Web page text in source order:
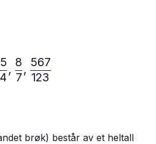
4
5
,
7
8
,
123
567
brøk) består av et heltall